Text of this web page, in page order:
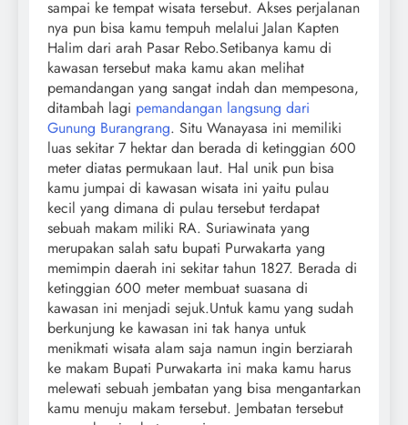
sampai ke tempat wisata tersebut. Akses perjalanan
nya pun bisa kamu tempuh melalui Jalan Kapten
Halim dari arah Pasar Rebo.Setibanya kamu di
kawasan tersebut maka kamu akan melihat
pemandangan yang sangat indah dan mempesona,
ditambah lagi pemandangan langsung dari
Gunung Burangrang. Situ Wanayasa ini memiliki
luas sekitar 7 hektar dan berada di ketinggian 600
meter diatas permukaan laut. Hal unik pun bisa
kamu jumpai di kawasan wisata ini yaitu pulau
kecil yang dimana di pulau tersebut terdapat
sebuah makam miliki RA. Suriawinata yang
merupakan salah satu bupati Purwakarta yang
memimpin daerah ini sekitar tahun 1827. Berada di
ketinggian 600 meter membuat suasana di
kawasan ini menjadi sejuk.Untuk kamu yang sudah
berkunjung ke kawasan ini tak hanya untuk
menikmati wisata alam saja namun ingin berziarah
ke makam Bupati Purwakarta ini maka kamu harus
melewati sebuah jembatan yang bisa mengantarkan
kamu menuju makam tersebut. Jembatan tersebut